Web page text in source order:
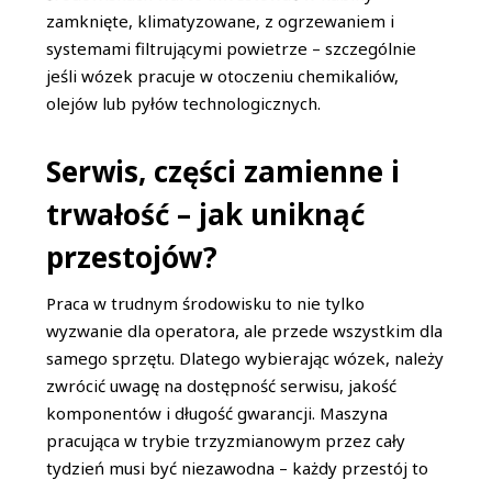
zamknięte, klimatyzowane, z ogrzewaniem i
systemami filtrującymi powietrze – szczególnie
jeśli wózek pracuje w otoczeniu chemikaliów,
olejów lub pyłów technologicznych.
Serwis, części zamienne i
trwałość – jak uniknąć
przestojów?
Praca w trudnym środowisku to nie tylko
wyzwanie dla operatora, ale przede wszystkim dla
samego sprzętu. Dlatego wybierając wózek, należy
zwrócić uwagę na dostępność serwisu, jakość
komponentów i długość gwarancji. Maszyna
pracująca w trybie trzyzmianowym przez cały
tydzień musi być niezawodna – każdy przestój to